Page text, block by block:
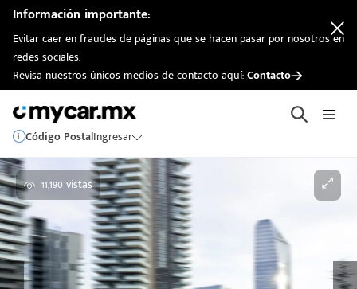
Información importante:
Evitar caer en fraudes de páginas que se hacen pasar por nosotros en
redes sociales.
Revisa nuestros únicos medios de contacto aquí:Contacto
Código PostalIngresar
11,190 vistas